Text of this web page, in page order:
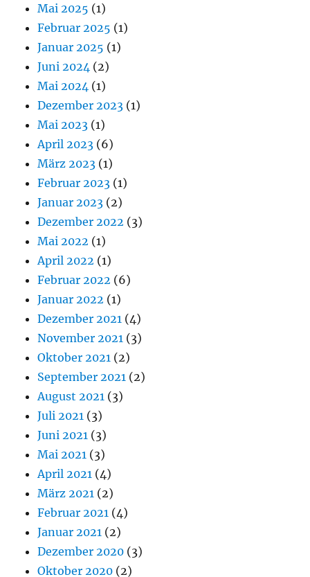
Mai 2025 (1)
Februar 2025 (1)
Januar 2025 (1)
Juni 2024 (2)
Mai 2024 (1)
Dezember 2023 (1)
Mai 2023 (1)
April 2023 (6)
März 2023 (1)
Februar 2023 (1)
Januar 2023 (2)
Dezember 2022 (3)
Mai 2022 (1)
April 2022 (1)
Februar 2022 (6)
Januar 2022 (1)
Dezember 2021 (4)
November 2021 (3)
Oktober 2021 (2)
September 2021 (2)
August 2021 (3)
Juli 2021 (3)
Juni 2021 (3)
Mai 2021 (3)
April 2021 (4)
März 2021 (2)
Februar 2021 (4)
Januar 2021 (2)
Dezember 2020 (3)
Oktober 2020 (2)